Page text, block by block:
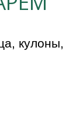
кулоны,